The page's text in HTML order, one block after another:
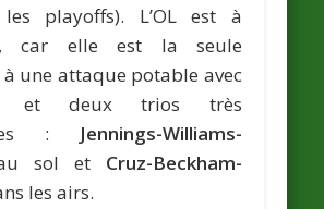
playoffs). L’OL est à
car elle est la seule
une attaque potable avec
et deux trios très
: Jennings-Williams-
sol et Cruz-Beckham-
les airs.